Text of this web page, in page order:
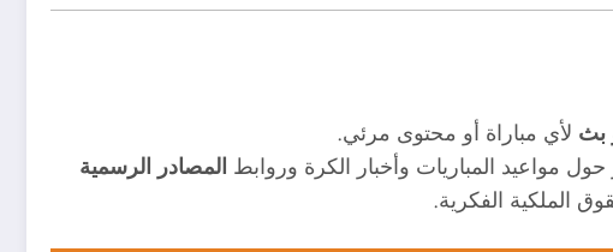
بث لأي مباراة أو محتوى مرئي.
حول مواعيد المباريات وأخبار الكرة وروابط المصادر الرسمية
الملكية الفكرية.